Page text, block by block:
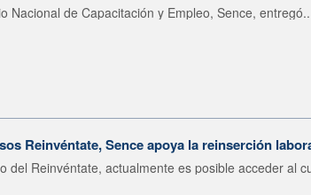
Nacional de Capacitación y Empleo, Sence,
Reinvéntate, Sence apoya la reinserción
del Reinvéntate, actualmente es posible acceder al